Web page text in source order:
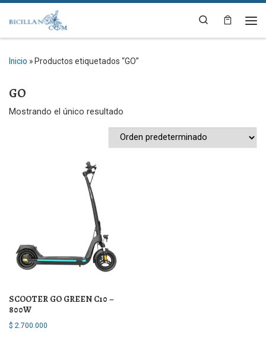
Saltar al contenido
Search
Inicio » Productos etiquetados “GO”
GO
Mostrando el único resultado
SCOOTER GO GREEN C10 –
800W
$ 2.700.000